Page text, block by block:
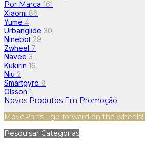
Por Marca 161
Xiaomi 86
Yume 4
Urbanglide 30
Ninebot 29
Zwheel 7
Navee 3
Kukirin 16
Niu 2
Smartgyro 8
Olsson 1
Novos Produtos Em Promoção
MoveParts - go forward on the wheels!!
Pesquisar Categorias